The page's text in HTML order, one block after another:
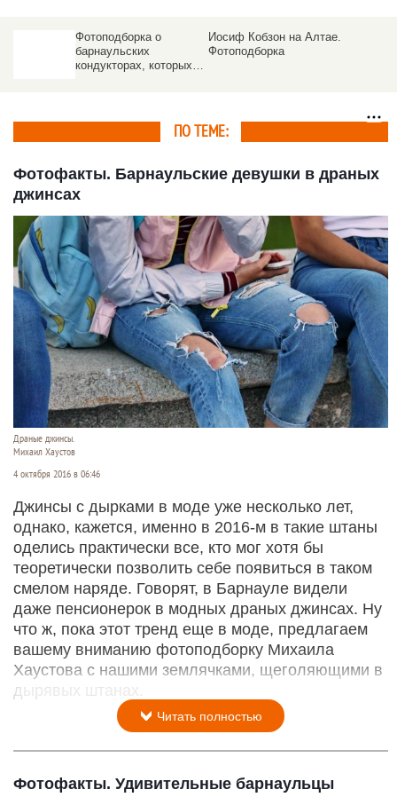
Фотоподборка о
барнаульских
кондукторах, которых
Иосиф Кобзон на Алтае.
Фотоподборка
ПО ТЕМЕ:
Фотофакты. Барнаульские девушки в драных
джинсах
Драные джинсы.
Михаил Хаустов
4 октября 2016 в 06:46
Джинсы с дырками в моде уже несколько лет,
однако, кажется, именно в 2016-м в такие штаны
оделись практически все, кто мог хотя бы
теоретически позволить себе появиться в таком
смелом наряде. Говорят, в Барнауле видели
даже пенсионерок в модных драных джинсах. Ну
что ж, пока этот тренд еще в моде, предлагаем
вашему вниманию фотоподборку Михаила
Хаустова с нашими землячками, щеголяющими в
дырявых штанах.
Читать полностью
Фотофакты. Удивительные барнаульцы